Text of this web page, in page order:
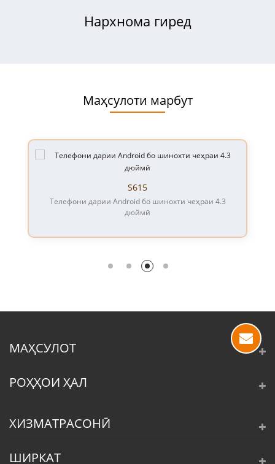
Нархнома гиред
Маҳсулоти марбут
S615
Телефони дарии Android бо шинохти чеҳраи 4.3
дюймӣ
МАҲСУЛОТ
РОҲҲОИ ҲАЛ
ХИЗМАТРАСОНӢ
ШИРКАТ